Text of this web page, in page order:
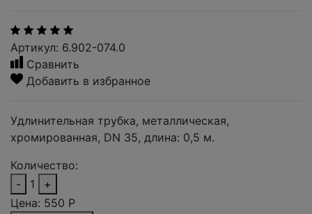
Артикул: 6.902-074.0
Сравнить
Добавить в избранное
Удлинительная трубка, металлическая,
хромированная, DN 35, длина: 0,5 м.
Количество:
-
1
+
Цена: 550 Р